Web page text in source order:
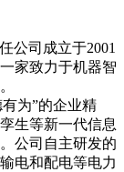
公司成立于2001
家致力于机器智
为”的企业精
生等新一代信息
公司自主研发的
电和配电等电力